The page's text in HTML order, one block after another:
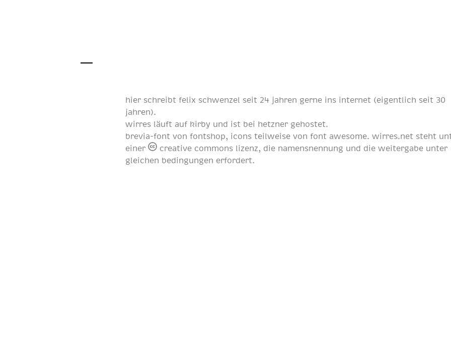
hier schreibtfelix schwenzel seit 24 jahren gerne ins internet (eigentlich seit 30
jahren).
wirres läuft auf kirby und ist bei hetzner gehostet.
brevia-font vonfontshop, icons teilweise vonfont awesome. wirres.net steht
einer
creative commons lizenz, die namensnennung und die weitergabe unter
gleichen bedingungen erfordert.